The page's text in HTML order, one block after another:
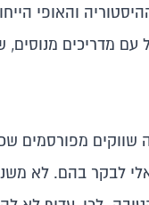
והאופי
מדריכים מנוסים,
שווקים מפורסמים
לבקר בהם. לא